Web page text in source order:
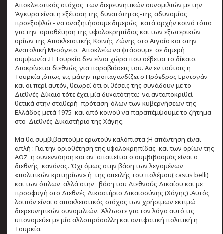
Αποκλειστικός στόχος των διερευνητικών συνομιλιών με την
Άγκυρα είναι η εξέταση της δυνατότητας-της αδυναμίας
προεξοφλώ - να αναζητήσουμε διμερώς κατά αρχήν κοινό τόπο
για την οριοθέτηση της υφαλοκρηπίδας και των εξωτερικών
ορίων της Αποκλειστικής Κοινής Ζώνης στο Αιγαίο και στην
Ανατολική Μεσόγειο. Αποκλείω να φτάσουμε σε διμερή
συμφωνία .Η Τουρκία δεν είναι χώρα που σέβεται το δίκαιο.
Διακρίνεται διεθνώς για παραβιάσεις του. Αν εν τούτοις η
Τουρκία ,όπως εις μάτην προπαγανδίζει ο Πρόεδρος Ερντογάν
και οι περί αυτόν, θεωρεί ότι οι θέσεις της συνάδουν με το
Διεθνές Δίκαιο τότε έχει μία δυνατότητα: να ανταποκριθεί
θετικά στην σταθερή πρόταση όλων των κυβερνήσεων της
Ελλάδος μετά 1975 και από κοινού να παραπέμψουμε το ζήτημα
στο Διεθνές Δικαστήριο της Χάγης.
Μα θα συμβιβαστούμε ερωτούν καλόπιστα ;Η απάντηση είναι
απλή : Για την οριοθέτηση της υφαλοκρηπίδας και των ορίων της
ΑΟΖ η συνεννόηση και αν απαιτείται ο συμβιβασμός είναι ο
διεθνής κανόνας. Όχι όμως στην βάση των λεγομένων
«πολιτικών κριτηρίων» ή της απειλής του πολέμου( casus belli)
και των όπλων αλλά στην βάση του Διεθνούς Δικαίου και με
προσφυγή στο Διεθνές Δικαστήριο Δικαιοσύνης (Χάγης) .Αυτός
λοιπόν είναι ο αποκλειστικός στόχος των χρήσιμων εκτιμώ
διερευνητικών συνομιλιών. Άλλωστε για τον λόγο αυτό τις
υπονομεύει με μία αλλοπρόσαλλη και αντιφατική πολιτική η
Τουρκία.